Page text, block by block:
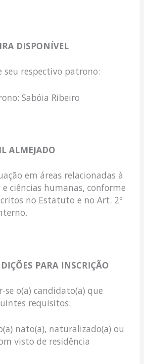
DISPONÍVEL
seu respectivo patrono:
Sabóia Ribeiro
ALMEJADO
em áreas relacionadas à
ciências humanas, conforme
no Estatuto e no Art. 2º
PARA INSCRIÇÃO
se o(a) candidato(a) que
requisitos:
nato(a), naturalizado(a) ou
visto de residência